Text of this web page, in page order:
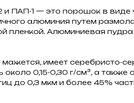
ПАП-1 — это порошок в виде
алюминия путем
пленкой. Алюминиевая
имеет серебристо-
около 0,15-0,30 г/см³, а
до 0,3 мкм и более 45%